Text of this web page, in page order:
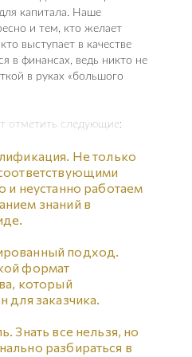
капитала. Наше
и тем, кто желает
выступает в качестве
в финансах, ведь никто не
в руках «большого
отметить следующие:
Не только
и неустанно работаем
знаний в
подход.
формат
который
для заказчика.
Знать все нельзя, но
разбираться в